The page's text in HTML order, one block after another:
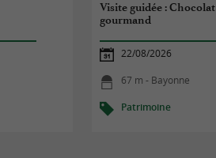
Visite guidée : Chocolat
gourmand
22/08/2026
67 m - Bayonne
Patrimoine